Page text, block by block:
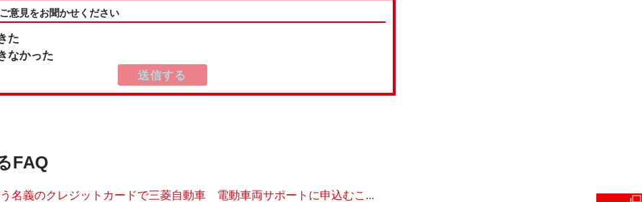
意見をお聞かせください
た
なかった
FAQ
名義のクレジットカードで三菱自動車 電動車両サポートに申込むこ...